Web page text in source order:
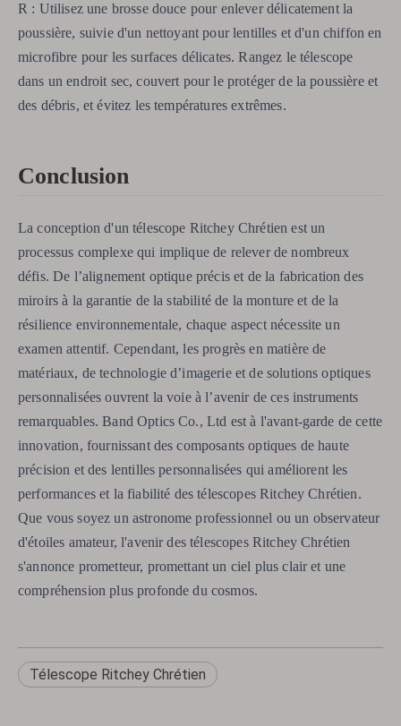
R : Utilisez une brosse douce pour enlever délicatement la
poussière, suivie d'un nettoyant pour lentilles et d'un chiffon en
microfibre pour les surfaces délicates. Rangez le télescope
dans un endroit sec, couvert pour le protéger de la poussière et
des débris, et évitez les températures extrêmes.
Conclusion
La conception d'un télescope Ritchey Chrétien est un
processus complexe qui implique de relever de nombreux
défis. De l’alignement optique précis et de la fabrication des
miroirs à la garantie de la stabilité de la monture et de la
résilience environnementale, chaque aspect nécessite un
examen attentif. Cependant, les progrès en matière de
matériaux, de technologie d’imagerie et de solutions optiques
personnalisées ouvrent la voie à l’avenir de ces instruments
remarquables. Band Optics Co., Ltd est à l'avant-garde de cette
innovation, fournissant des composants optiques de haute
précision et des lentilles personnalisées qui améliorent les
performances et la fiabilité des télescopes Ritchey Chrétien.
Que vous soyez un astronome professionnel ou un observateur
d'étoiles amateur, l'avenir des télescopes Ritchey Chrétien
s'annonce prometteur, promettant un ciel plus clair et une
compréhension plus profonde du cosmos.
Télescope Ritchey Chrétien